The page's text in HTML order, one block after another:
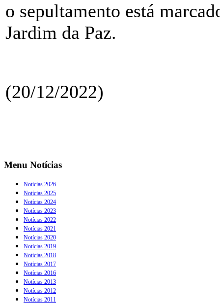
o sepultamento está
Jardim da Paz.
(20/12/2022)
Menu Notícias
Notícias 2026
Notícias 2025
Notícias 2024
Notícias 2023
Notícias 2022
Notícias 2021
Notícias 2020
Notícias 2019
Notícias 2018
Notícias 2017
Notícias 2016
Notícias 2013
Notícias 2012
Notícias 2011